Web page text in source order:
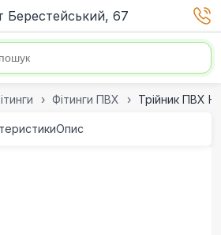
Берестейський, 67
Фітинги ПВХ Трійник ПВХ
Опис